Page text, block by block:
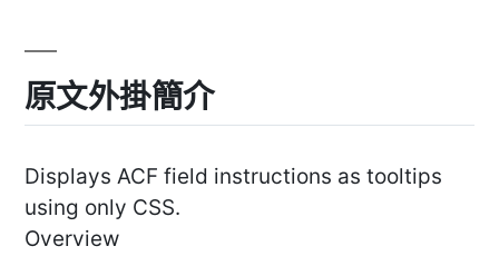
原文外掛簡介
Displays ACF field instructions as tooltips
using only CSS.
Overview